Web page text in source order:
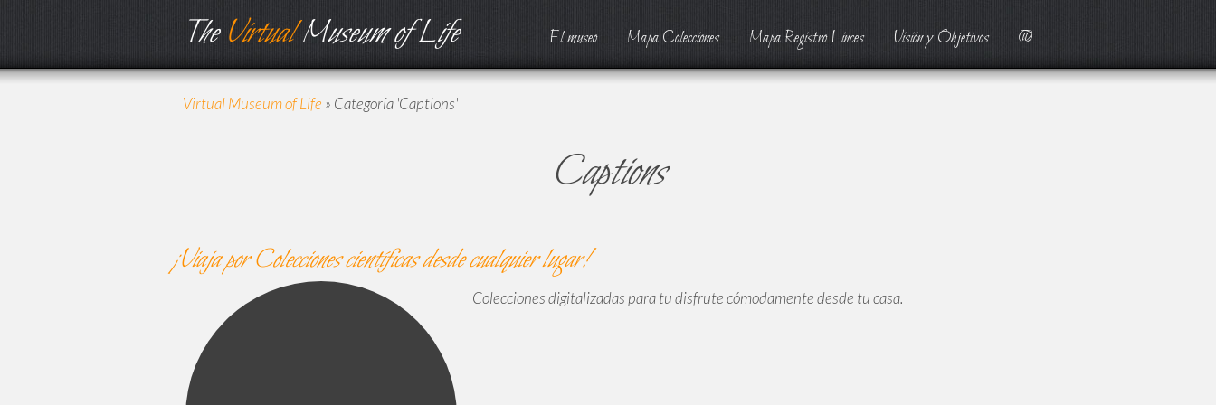
TheVirtualMuseum of Life El museo Mapa Colecciones Mapa Registro Linces Visión y Objetivos @
Virtual Museum of Life » Categoría 'Captions'
Captions
¡Viaja porColecciones científicasdesde cualquier lugar!
Colecciones digitalizadas para tu disfrute cómodamente desde tu casa.